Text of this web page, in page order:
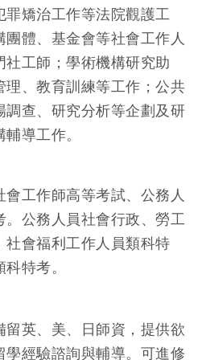
矯治工作等法院觀護工
體、基金會等社會工作人
社工師；學術機構研究助
、教育訓練等工作；公共
查、研究分析等企劃及研
導工作。
工作師高等考試、公務人
。公務人員社會行政、勞工
會福利工作人員類科特
特考。
英、美、日師資，提供欲
經驗諮詢與輔導。可進修